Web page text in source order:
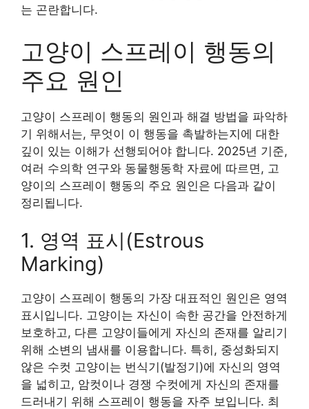
는 곤란합니다.
고양이 스프레이 행동의
주요 원인
고양이 스프레이 행동의 원인과 해결 방법을 파악하
기 위해서는, 무엇이 이 행동을 촉발하는지에 대한
깊이 있는 이해가 선행되어야 합니다. 2025년 기준,
여러 수의학 연구와 동물행동학 자료에 따르면, 고
양이의 스프레이 행동의 주요 원인은 다음과 같이
정리됩니다.
1. 영역 표시(Estrous
Marking)
고양이 스프레이 행동의 가장 대표적인 원인은 영역
표시입니다. 고양이는 자신이 속한 공간을 안전하게
보호하고, 다른 고양이들에게 자신의 존재를 알리기
위해 소변의 냄새를 이용합니다. 특히, 중성화되지
않은 수컷 고양이는 번식기(발정기)에 자신의 영역
을 넓히고, 암컷이나 경쟁 수컷에게 자신의 존재를
드러내기 위해 스프레이 행동을 자주 보입니다. 최